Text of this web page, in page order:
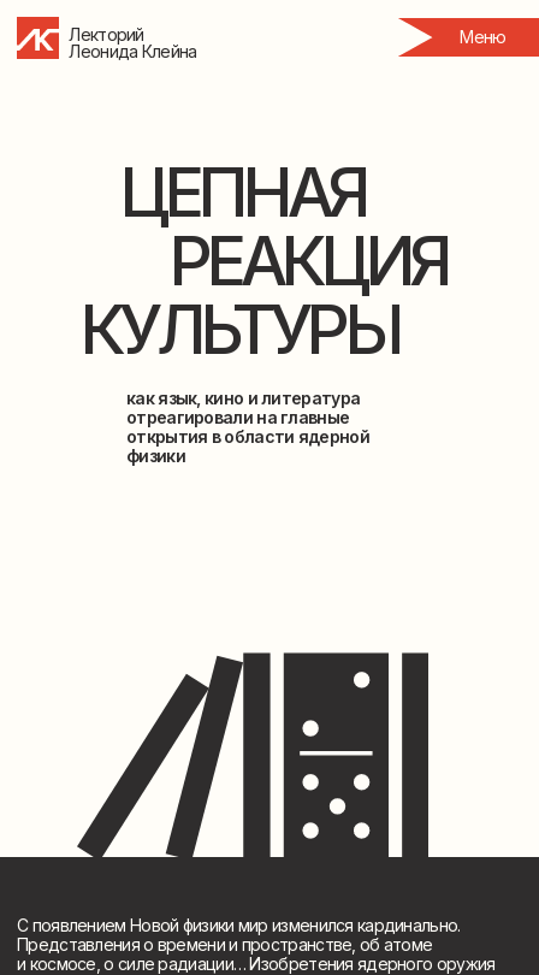
как язык, кино и литература
открытия в области ядерной
физики
РЕАКЦИЯ
КУЛЬТУРЫ
Лекторий
Леонида Клейна
С появлением Новой физики мир изменился кардинально.
Представления о времени и пространстве, об атоме
и космосе, о силе радиации… Изобретения ядерного оружия
перенесло вопрос о конце света из метафорической области
в практическую. Конечно же, культура не могла пройти мимо
таких фундаментальных потрясений. Сняты сотни фильмов,
написано множество книг на эту тему. Для отечественного
сознания важнейшим высказыванием на тему ядерной физики
является киношедевр Михаила Ромма «Девять дней одного
года». А в литературе невозможно представить себе
эту тему без романа Солженицына «В круге первом».
В лекции мы поговорим о том, какую цепную реакцию
в культуре вызвали открытия в области ядерной физики.